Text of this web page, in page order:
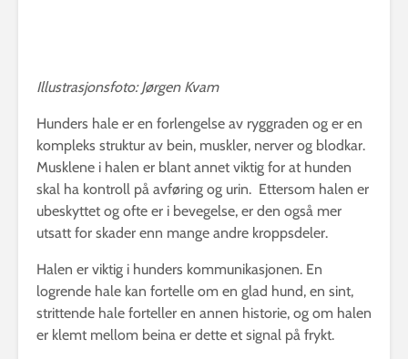
Illustrasjonsfoto: Jørgen Kvam
Hunders hale er en forlengelse av ryggraden og er en
kompleks struktur av bein, muskler, nerver og blodkar.
Musklene i halen er blant annet viktig for at hunden
skal ha kontroll på avføring og urin. Ettersom halen er
ubeskyttet og ofte er i bevegelse, er den også mer
utsatt for skader enn mange andre kroppsdeler.
Halen er viktig i hunders kommunikasjonen. En
logrende hale kan fortelle om en glad hund, en sint,
strittende hale forteller en annen historie, og om halen
er klemt mellom beina er dette et signal på frykt.